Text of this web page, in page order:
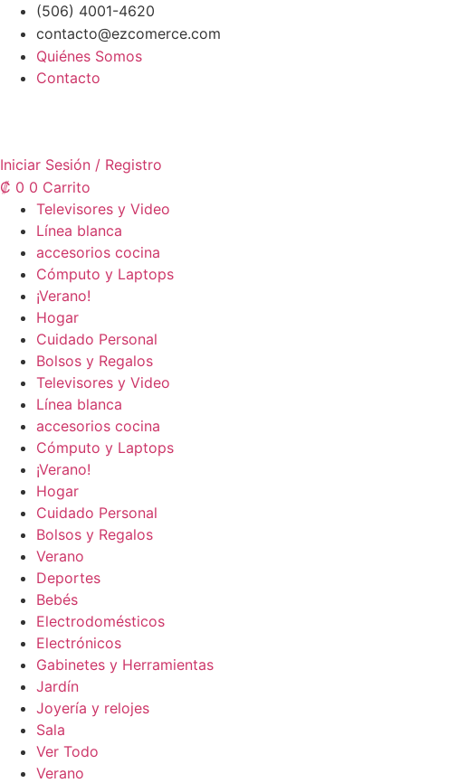
contenido
(506) 4001-4620
contacto@ezcomerce.com
Quiénes Somos
Contacto
Iniciar Sesión / Registro
₡ 0 0 Carrito
Televisores y Video
Línea blanca
accesorios cocina
Cómputo y Laptops
¡Verano!
Hogar
Cuidado Personal
Bolsos y Regalos
Televisores y Video
Línea blanca
accesorios cocina
Cómputo y Laptops
¡Verano!
Hogar
Cuidado Personal
Bolsos y Regalos
Verano
Deportes
Bebés
Electrodomésticos
Electrónicos
Gabinetes y Herramientas
Jardín
Joyería y relojes
Sala
Ver Todo
Verano